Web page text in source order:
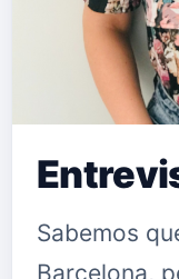
Sabemos
Barcelona,